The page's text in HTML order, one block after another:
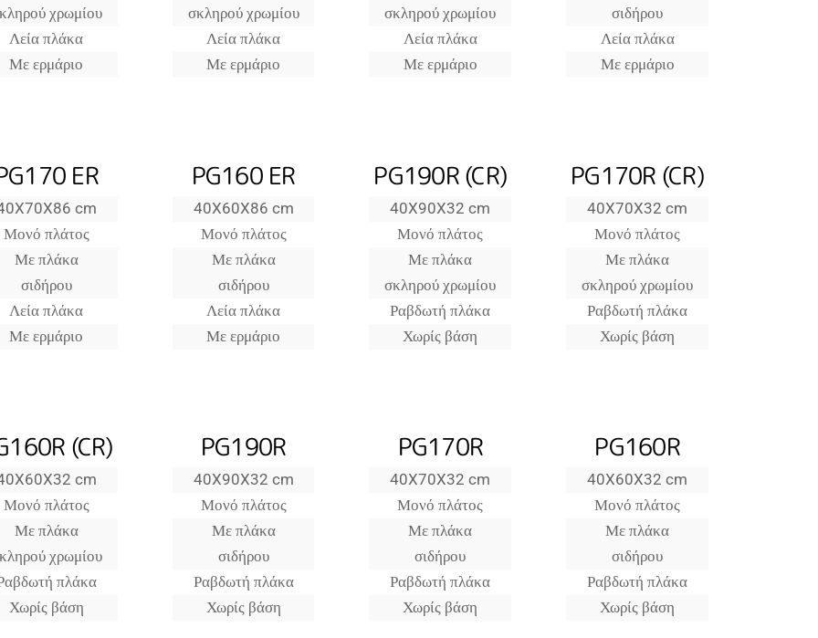
χρωμίου
Λεία πλάκα
Με ερμάριο
σκληρού χρωμίου
Λεία πλάκα
Με ερμάριο
σκληρού χρωμίου
Λεία πλάκα
Με ερμάριο
σιδήρου
Λεία πλάκα
Με ερμάριο
ER
cm
Μονό πλάτος
Με πλάκα
σιδήρου
Λεία πλάκα
Με ερμάριο
PG160 ER
40X60X86 cm
Μονό πλάτος
Με πλάκα
σιδήρου
Λεία πλάκα
Με ερμάριο
PG190R (CR)
40X90X32 cm
Μονό πλάτος
Με πλάκα
σκληρού χρωμίου
Ραβδωτή πλάκα
Χωρίς βάση
PG170R (CR)
40X70X32 cm
Μονό πλάτος
Με πλάκα
σκληρού χρωμίου
Ραβδωτή πλάκα
Χωρίς βάση
(CR)
cm
Μονό πλάτος
Με πλάκα
χρωμίου
πλάκα
Χωρίς βάση
PG190R
40X90X32 cm
Μονό πλάτος
Με πλάκα
σιδήρου
Ραβδωτή πλάκα
Χωρίς βάση
PG170R
40X70X32 cm
Μονό πλάτος
Με πλάκα
σιδήρου
Ραβδωτή πλάκα
Χωρίς βάση
PG160R
40X60X32 cm
Μονό πλάτος
Με πλάκα
σιδήρου
Ραβδωτή πλάκα
Χωρίς βάση